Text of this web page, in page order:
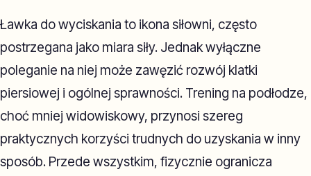
Ławka do wyciskania to ikona siłowni, często
postrzegana jako miara siły. Jednak wyłączne
poleganie na niej może zawęzić rozwój klatki
piersiowej i ogólnej sprawności. Trening na podłodze,
choć mniej widowiskowy, przynosi szereg
praktycznych korzyści trudnych do uzyskania w inny
sposób. Przede wszystkim, fizycznie ogranicza